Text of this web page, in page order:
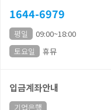
1644-6979
평일
09:00~18:00
토요일
휴뮤
입금계좌안내
기업은행